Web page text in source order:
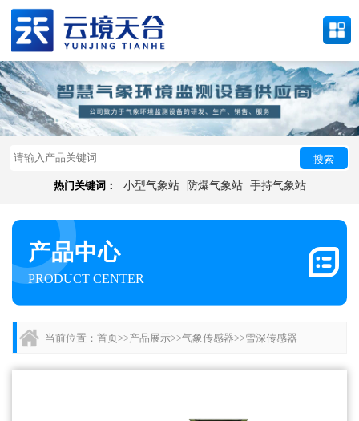
搜索
热门关键词： 小型气象站 防爆气象站 手持气象站
产品中心
PRODUCT CENTER
当前位置： 首页>>产品展示>>气象传感器>>雪深传感器